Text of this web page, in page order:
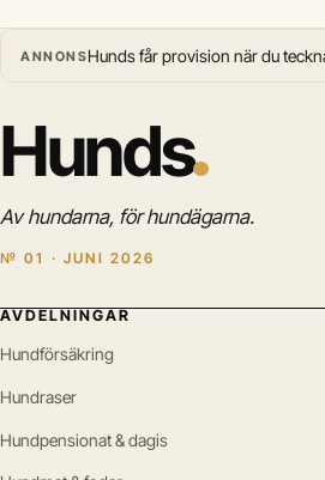
ANNONSHunds får provision när du
Hunds
Av hundarna, för hundägarna.
№ 01 · JUNI 2026
AVDELNINGAR
Hundförsäkring
Hundraser
Hundpensionat & dagis